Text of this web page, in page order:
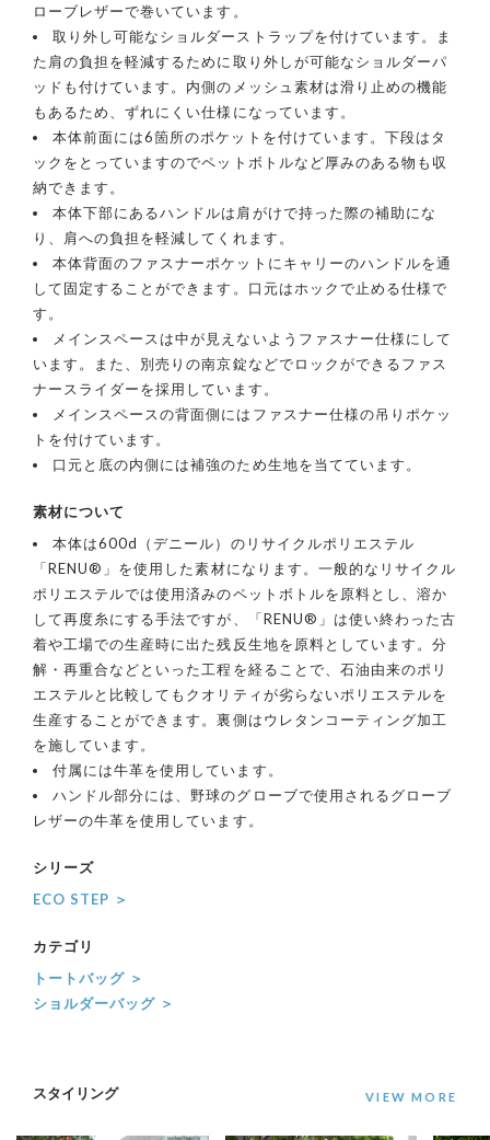
ローブレザーで巻いています。
取り外し可能なショルダーストラップを付けています。ま
た肩の負担を軽減するために取り外しが可能なショルダーパ
ッドも付けています。内側のメッシュ素材は滑り止めの機能
もあるため、ずれにくい仕様になっています。
本体前面には6箇所のポケットを付けています。下段はタ
ックをとっていますのでペットボトルなど厚みのある物も収
納できます。
本体下部にあるハンドルは肩がけで持った際の補助にな
り、肩への負担を軽減してくれます。
本体背面のファスナーポケットにキャリーのハンドルを通
して固定することができます。口元はホックで止める仕様で
す。
メインスペースは中が見えないようファスナー仕様にして
います。また、別売りの南京錠などでロックができるファス
ナースライダーを採用しています。
メインスペースの背面側にはファスナー仕様の吊りポケッ
トを付けています。
口元と底の内側には補強のため生地を当てています。
素材について
本体は600d（デニール）のリサイクルポリエステル
「RENU®」を使用した素材になります。一般的なリサイクル
ポリエステルでは使用済みのペットボトルを原料とし、溶か
して再度糸にする手法ですが、「RENU®」は使い終わった古
着や工場での生産時に出た残反生地を原料としています。分
解・再重合などといった工程を経ることで、石油由来のポリ
エステルと比較してもクオリティが劣らないポリエステルを
生産することができます。裏側はウレタンコーティング加工
を施しています。
付属には牛革を使用しています。
ハンドル部分には、野球のグローブで使用されるグローブ
レザーの牛革を使用しています。
シリーズ
ECO STEP ＞
カテゴリ
トートバッグ ＞
ショルダーバッグ ＞
スタイリング